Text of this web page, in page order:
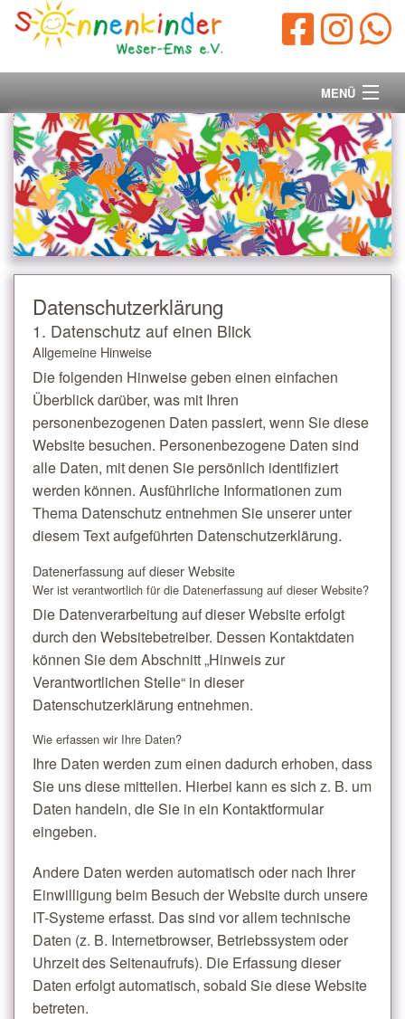
MENÜ
Startseite
Vorstand
Unsere Ziele
Ihre Spende
Aktuelles/Presse
Kontakt
Datenschutz­erklärung
1. Datenschutz auf einen Blick
Allgemeine Hinweise
Die folgenden Hinweise geben einen einfachen
Überblick darüber, was mit Ihren
personenbezogenen Daten passiert, wenn Sie diese
Website besuchen. Personenbezogene Daten sind
alle Daten, mit denen Sie persönlich identifiziert
werden können. Ausführliche Informationen zum
Thema Datenschutz entnehmen Sie unserer unter
diesem Text aufgeführten Datenschutzerklärung.
Datenerfassung auf dieser Website
Wer ist verantwortlich für die Datenerfassung auf dieser Website?
Die Datenverarbeitung auf dieser Website erfolgt
durch den Websitebetreiber. Dessen Kontaktdaten
können Sie dem Abschnitt „Hinweis zur
Verantwortlichen Stelle“ in dieser
Datenschutzerklärung entnehmen.
Wie erfassen wir Ihre Daten?
Ihre Daten werden zum einen dadurch erhoben, dass
Sie uns diese mitteilen. Hierbei kann es sich z. B. um
Daten handeln, die Sie in ein Kontaktformular
eingeben.
Andere Daten werden automatisch oder nach Ihrer
Einwilligung beim Besuch der Website durch unsere
IT-Systeme erfasst. Das sind vor allem technische
Daten (z. B. Internetbrowser, Betriebssystem oder
Uhrzeit des Seitenaufrufs). Die Erfassung dieser
Daten erfolgt automatisch, sobald Sie diese Website
betreten.